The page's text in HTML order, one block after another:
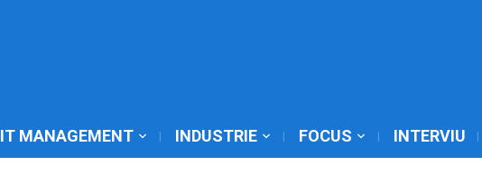
IT MANAGEMENT INDUSTRIE FOCUS INTERVIU